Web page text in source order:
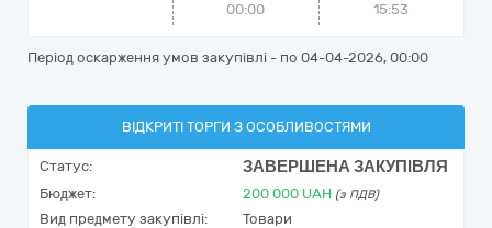
00:00
15:53
Період оскарження умов закупівлі - по 04-04-2026, 00:00
ВІДКРИТІ ТОРГИ З ОСОБЛИВОСТЯМИ
Статус: ЗАВЕРШЕНА ЗАКУПІВЛЯ
Бюджет: 200 000 UAH (з ПДВ)
Вид предмету закупівлі:
Товари